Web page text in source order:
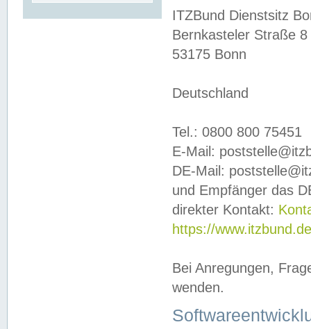
ITZBund Dienstsitz
Bernkasteler Straße 8
53175 Bonn
Deutschland
Tel.: 0800 800 75451
E-Mail:
DE-Mail:
und Empfänger das
direkter Kontakt:
https://
Bei Anregungen,
wenden.